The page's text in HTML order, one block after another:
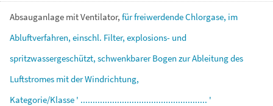
Absauganlage mitVentilator, fürfreiwerdendeChlorgase, im
Abluftverfahren, einschl. Filter, explosions- und
spritzwassergeschützt, schwenkbarerBogen zurAbleitungdes
Luftstromes mitderWindrichtung,
Kategorie/Klasse ' .................................................... '